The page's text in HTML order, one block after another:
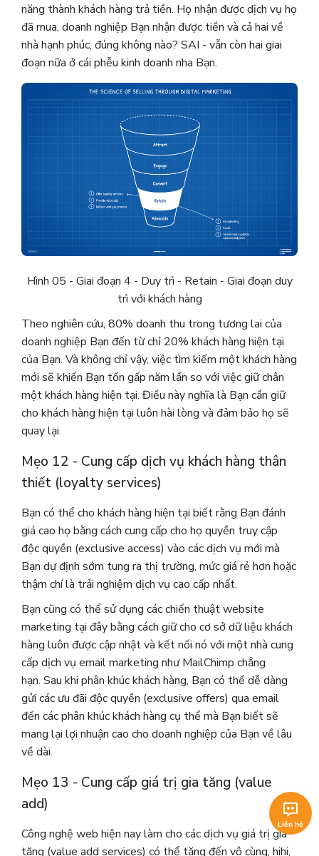
năng thành khách hàng trả tiền. Họ nhận được dịch vụ họ
đã mua, doanh nghiệp Bạn nhận được tiền và cả hai về
nhà hạnh phúc, đúng không nào? SAI - vẫn còn hai giai
đoạn nữa ở cái phễu kinh doanh nha Bạn.
Hình 05 - Giai đoạn 4 - Duy trì - Retain - Giai đoạn duy
trì với khách hàng
Theo nghiên cứu, 80% doanh thu trong tương lai của
doanh nghiệp Bạn đến từ chỉ 20% khách hàng hiện tại
của Bạn. Và không chỉ vậy, việc tìm kiếm một khách hàng
mới sẽ khiến Bạn tốn gấp năm lần so với việc giữ chân
một khách hàng hiện tại. Điều này nghĩa là Bạn cần giữ
cho khách hàng hiện tại luôn hài lòng và đảm bảo họ sẽ
quay lại.
Mẹo 12 - Cung cấp dịch vụ khách hàng thân
thiết (loyalty services)
Bạn có thể cho khách hàng hiện tại biết rằng Bạn đánh
giá cao họ bằng cách cung cấp cho họ quyền truy cập
độc quyền (exclusive access) vào các dịch vụ mới mà
Bạn dự định sớm tung ra thị trường, mức giá rẻ hơn hoặc
thậm chí là trải nghiệm dịch vụ cao cấp nhất.
Bạn cũng có thể sử dụng các chiến thuật website
marketing tại đây bằng cách giữ cho cơ sở dữ liệu khách
hàng luôn được cập nhật và kết nối nó với một nhà cung
cấp dịch vụ email marketing như MailChimp chẳng
hạn. Sau khi phân khúc khách hàng, Bạn có thể dễ dàng
gửi các ưu đãi độc quyền (exclusive offers) qua email
đến các phân khúc khách hàng cụ thể mà Bạn biết sẽ
mang lại lợi nhuận cao cho doanh nghiệp của Bạn về lâu
về dài.
Mẹo 13 - Cung cấp giá trị gia tăng (value
add)
Công nghệ web hiện nay làm cho các dịch vụ giá trị gia
tăng (value add services) có thể tăng đến vô cùng, hihi,